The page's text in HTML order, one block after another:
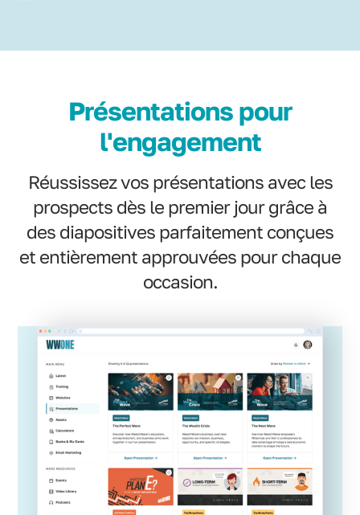
Présentations pour
l'engagement
Réussissez vos présentations avec les
prospects dès le premier jour grâce à
des diapositives parfaitement conçues
et entièrement approuvées pour chaque
occasion.